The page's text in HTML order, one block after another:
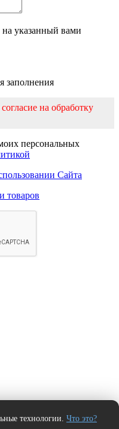
технологии. Что это?
указанный вами
заполнения
на обработку
персональных
Сайта
товаров